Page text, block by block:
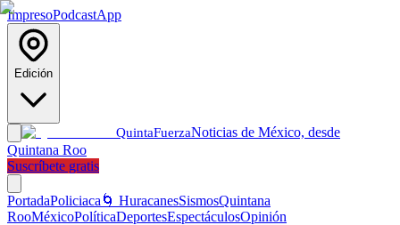
ImpresoPodcastApp
Edición
QuintaFuerzaNoticias de México, desde
Quintana Roo
Suscríbete gratis
PortadaPoliciaca 🌀 HuracanesSismosQuintana
RooMéxicoPolíticaDeportesEspectáculosOpinión